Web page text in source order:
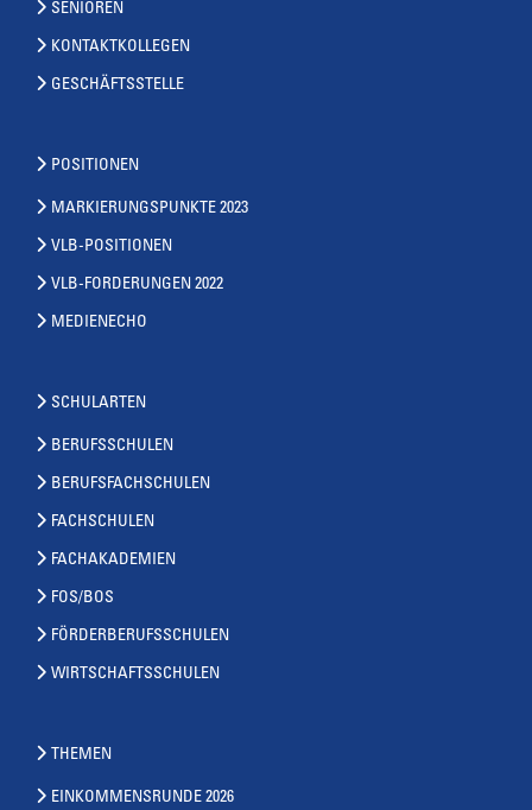
SENIOREN
KONTAKTKOLLEGEN
GESCHÄFTSSTELLE
POSITIONEN
MARKIERUNGSPUNKTE 2023
VLB-POSITIONEN
VLB-FORDERUNGEN 2022
MEDIENECHO
SCHULARTEN
BERUFSSCHULEN
BERUFSFACHSCHULEN
FACHSCHULEN
FACHAKADEMIEN
FOS/BOS
FÖRDERBERUFSSCHULEN
WIRTSCHAFTSSCHULEN
THEMEN
EINKOMMENSRUNDE 2026